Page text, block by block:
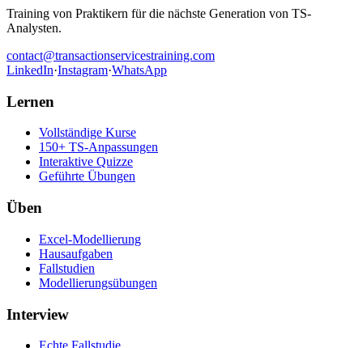
Training von Praktikern für die nächste Generation von TS-
Analysten.
contact@transactionservicestraining.com
LinkedIn·Instagram·WhatsApp
Lernen
Vollständige Kurse
150+ TS-Anpassungen
Interaktive Quizze
Geführte Übungen
Üben
Excel-Modellierung
Hausaufgaben
Fallstudien
Modellierungsübungen
Interview